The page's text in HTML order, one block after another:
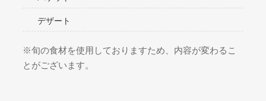
デザート
※旬の食材を使用しておりますため、内容が変わるこ
とがございます。